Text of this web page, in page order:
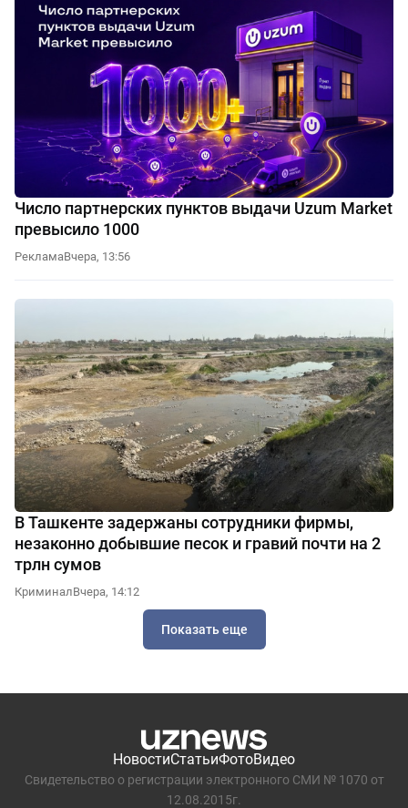
Число партнерских пунктов выдачи Uzum Market
превысило 1000
РекламаВчера, 13:56
В Ташкенте задержаны сотрудники фирмы,
незаконно добывшие песок и гравий почти на 2
трлн сумов
КриминалВчера, 14:12
Показать еще
НовостиСтатьиФотоВидео
Свидетельство о регистрации электронного СМИ № 1070 от
12.08.2015г.